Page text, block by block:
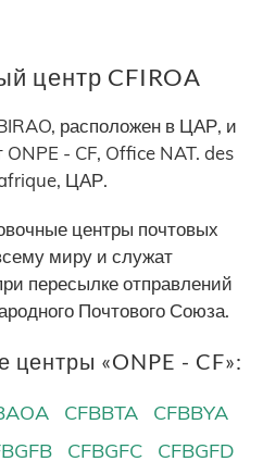
центр CFIROA
расположен в ЦАР, и
- CF, Office NAT. des
ЦАР.
центры почтовых
миру и служат
пересылке отправлений
Почтового Союза.
центры «ONPE - CF»:
CFBBTA
CFBBYA
CFBGFC
CFBGFD